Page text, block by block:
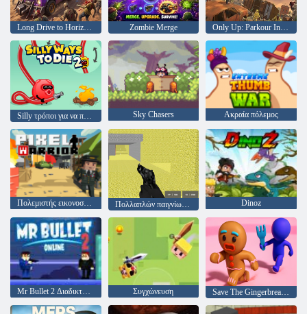
Long Drive to Horizons Sim Zombie Merge Only Up: Parkour In Apocalypse
Sky Chasers Ακραία πόλεμος
Πολεμιστής εικονοστοιχείων Πολλαπλών παιγνίων καταπολέμησης Pixel Dinoz
Mr Bullet 2 Διαδικτυακά Συγχώνευση Save The Gingerbread Man